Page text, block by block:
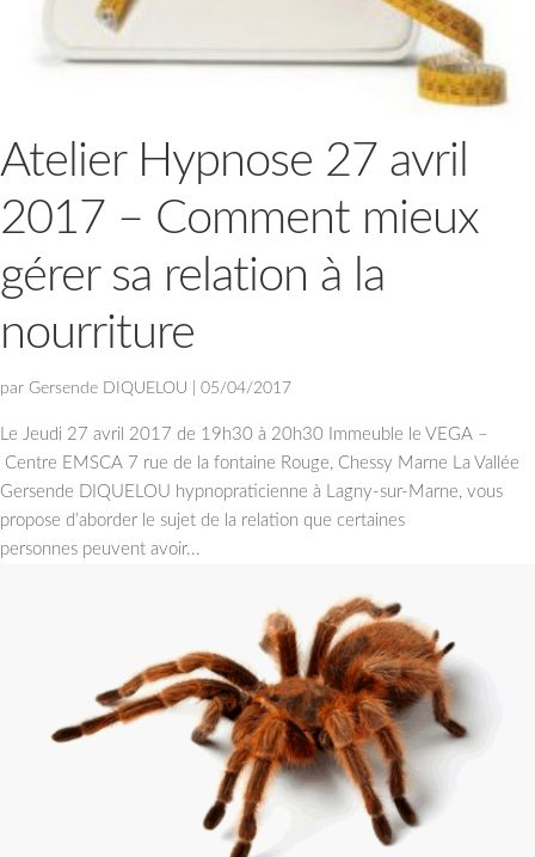
Atelier Hypnose 27 avril
2017 – Comment mieux
gérer sa relation à la
nourriture
par Gersende DIQUELOU 05/04/2017
Le Jeudi 27 avril 2017 de 19h30 à 20h30 Immeuble le VEGA –
Centre EMSCA 7 rue de la fontaine Rouge, Chessy Marne La Vallée
Gersende DIQUELOU hypnopraticienne à Lagny-sur-Marne, vous
propose d’aborder le sujet de la relation que certaines
personnes peuvent avoir...